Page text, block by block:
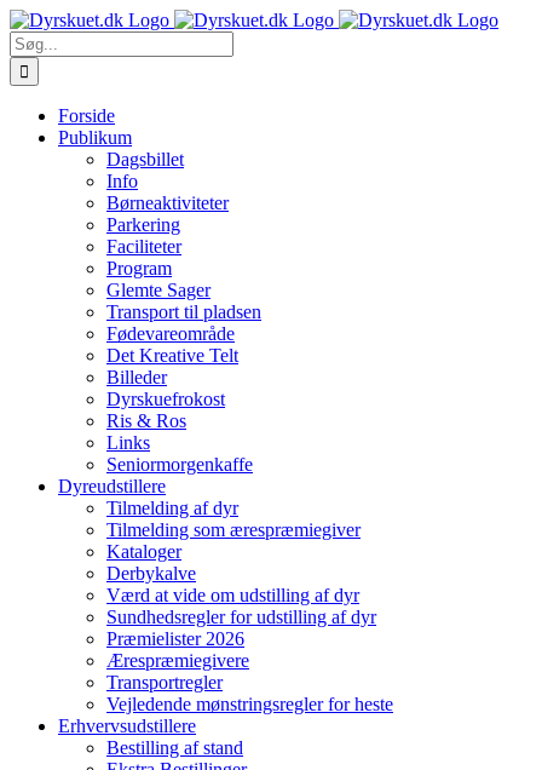
Skip
to
content
Søg
efter:
Forside
Publikum
Dagsbillet
Info
Børneaktiviteter
Parkering
Faciliteter
Program
Glemte Sager
Transport til pladsen
Fødevareområde
Det Kreative Telt
Billeder
Dyrskuefrokost
Ris & Ros
Links
Seniormorgenkaffe
Dyreudstillere
Tilmelding af dyr
Tilmelding som ærespræmiegiver
Kataloger
Derbykalve
Værd at vide om udstilling af dyr
Sundhedsregler for udstilling af dyr
Præmielister 2026
Ærespræmiegivere
Transportregler
Vejledende mønstringsregler for heste
Erhvervsudstillere
Bestilling af stand